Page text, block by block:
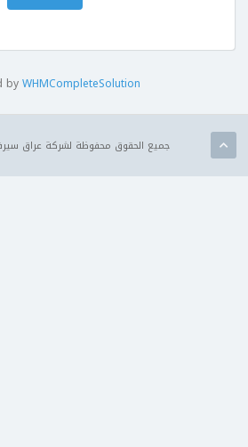
byWHMCompleteSolution
جميع الحقوق محفوظة لشركة عراق